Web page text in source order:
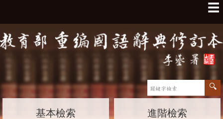
☰
基本檢索 進階檢索